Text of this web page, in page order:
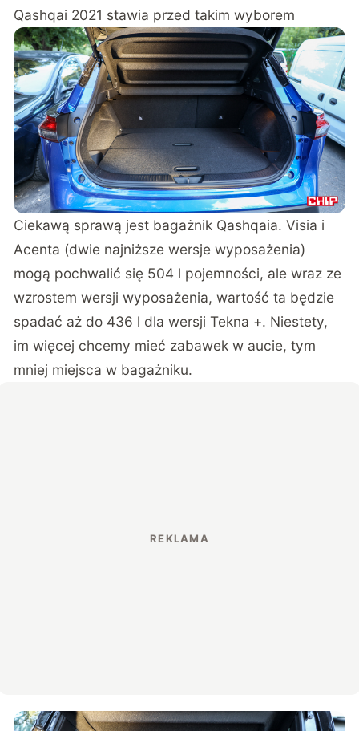
Qashqai 2021 stawia przed takim wyborem
Ciekawą sprawą jest bagażnik Qashqaia. Visia i
Acenta (dwie najniższe wersje wyposażenia)
mogą pochwalić się 504 l pojemności, ale wraz ze
wzrostem wersji wyposażenia, wartość ta będzie
spadać aż do 436 l dla wersji Tekna +. Niestety,
im więcej chcemy mieć zabawek w aucie, tym
mniej miejsca w bagażniku.